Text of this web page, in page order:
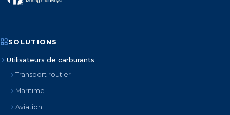
SOLUTIONS
Utilisateurs de carburants
Transport routier
Maritime
Aviation